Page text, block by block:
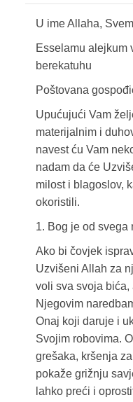
U ime Allaha,
Esselamu alejkum
berekatuhu
Poštovana
Upućujući Vam
materijalnim i
navest ću Vam
nadam da će
milost i blagoslov,
okoristili.
1. Bog je od svega
Ako bi čovjek
Uzvišeni Allah za
voli sva svoja
Njegovim
Onaj koji daruje i
Svojim robovima.
grešaka, kršenja
pokaže grižnju
lahko preći i